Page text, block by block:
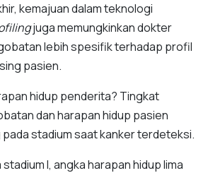
kemajuan dalam teknologi
juga memungkinkan dokter
lebih spesifik terhadap profil
pasien.
hidup penderita? Tingkat
dan harapan hidup pasien
stadium saat kanker terdeteksi.
I, angka harapan hidup lima